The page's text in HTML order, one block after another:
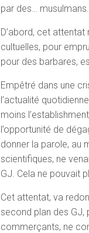
par des… musulmans.
D’abord, cet
cultuelles, pour
pour des barbares,
Empêtré dans une
l’actualité
moins
l’opportunité de
donner la parole, au
scientifiques, ne
GJ. Cela ne pouvait
Cet attentat, va
second plan des GJ,
commerçants, ne